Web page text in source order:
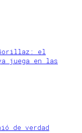
el
juega en las
de verdad